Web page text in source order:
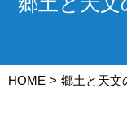
HOME 郷土と天文